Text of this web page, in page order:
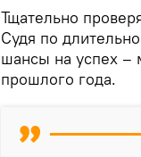
Тщательно
Судя по
шансы на успех –
прошлого года.